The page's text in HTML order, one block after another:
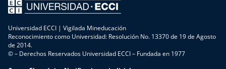
Universidad ECCI | Vigilada Mineducación
Reconocimiento como Universidad: Resolución No. 13370 de 19 de Agosto
de 2014.
© – Derechos Reservados Universidad ECCI – Fundada en 1977